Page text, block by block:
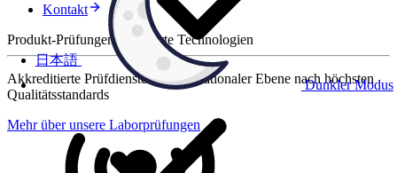
Dunkler Modus
日本語
Kontakt
Produkt-Prüfungen für smarte Technologien
Akkreditierte Prüfdienste auf internationaler Ebene nach höchsten
Qualitätsstandards
Mehr über unsere Laborprüfungen